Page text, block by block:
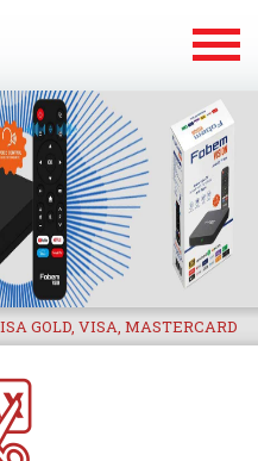
GOLD, VISA, MASTERCARD